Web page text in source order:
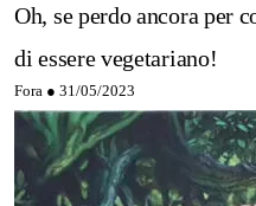
Oh, se perdo ancora per
di essere vegetariano!
Fora ● 31/05/2023